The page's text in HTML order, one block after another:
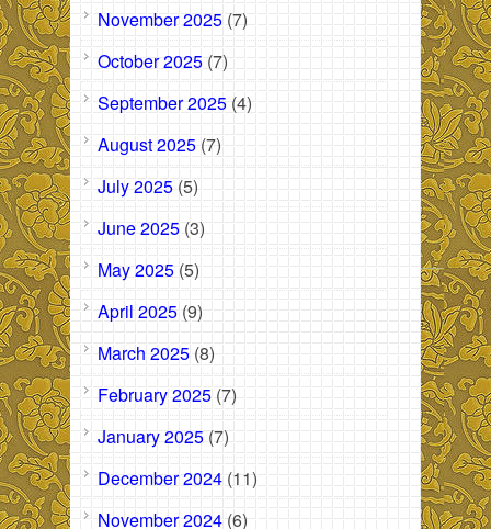
November 2025 (7)
October 2025 (7)
September 2025 (4)
August 2025 (7)
July 2025 (5)
June 2025 (3)
May 2025 (5)
April 2025 (9)
March 2025 (8)
February 2025 (7)
January 2025 (7)
December 2024 (11)
November 2024 (6)